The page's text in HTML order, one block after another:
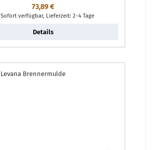
Regulärer Preis:
73,89 €
Sofort verfügbar, Lieferzeit: 2-4 Tage
Details